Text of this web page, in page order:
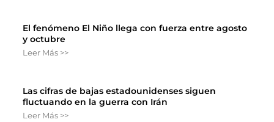
El fenómeno El Niño llega con fuerza entre agosto
y octubre
Leer Más >>
Las cifras de bajas estadounidenses siguen
fluctuando en la guerra con Irán
Leer Más >>